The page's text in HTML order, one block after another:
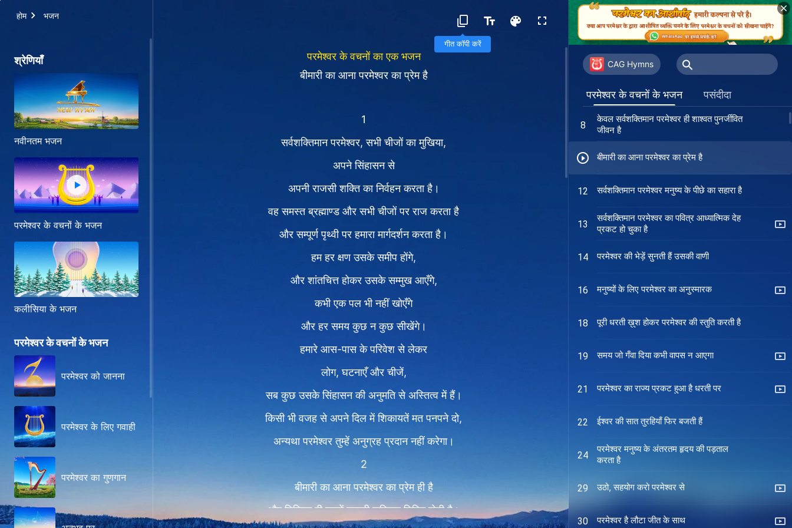
होम भजन
गीत कॉपी करें
श्रेणियाँ
नवीनतम भजन
परमेश्वर के वचनों के भजन
कलीसिया के भजन
परमेश्वर के वचनों के भजन
परमेश्वर को जानना
परमेश्वर के लिए गवाही
परमेश्वर का गुणगान
परमेश्वर के वचनों का एक भजन
बीमारी का आना परमेश्वर का प्रेम है
1
सर्वशक्तिमान परमेश्वर, सभी चीजों का मुखिया,
अपने सिंहासन से
अपनी राजसी शक्ति का निर्वहन करता है।
वह समस्त ब्रह्माण्ड और सभी चीजों पर राज करता है
और सम्पूर्ण पृथ्वी पर हमारा मार्गदर्शन करता है।
हम हर क्षण उसके समीप होंगे,
और शांतचित्त होकर उसके सम्मुख आएँगे,
कभी एक पल भी नहीं खोएँगे
और हर समय कुछ न कुछ सीखेंगे।
हमारे आस-पास के परिवेश से लेकर
लोग, घटनाएँ और चीजें,
सब कुछ उसके सिंहासन की अनुमति से अस्तित्व में हैं।
किसी भी वजह से अपने दिल में शिकायतें मत पनपने दो,
अन्यथा परमेश्वर तुम्हें अनुग्रह प्रदान नहीं करेगा।
2
बीमारी का आना परमेश्वर का प्रेम ही है
और निश्चित ही उसमें उसकी सदिच्छा निहित होती है।
CAG Hymns
परमेश्वर के वचनों के भजन पसंदीदा
राज्य-गान (III) सभी जन आनंद के लिये जयकार
करते हैं
4 आओ सिय्योन में लेकर यशगान
हम सिंहासन के सामने उठाए गए हैं
8
केवल सर्वशक्तिमान परमेश्वर ही शाश्वत पुनर्जीवित
जीवन है
बीमारी का आना परमेश्वर का प्रेम है
12 सर्वशक्तिमान परमेश्वर मनुष्य के पीछे का सहारा है
13
सर्वशक्तिमान परमेश्वर का पवित्र आध्यात्मिक देह
प्रकट हो चुका है
14 परमेश्वर की भेड़ें सुनती हैं उसकी वाणी
16 मनुष्यों के लिए परमेश्वर का अनुस्मारक
18 पूरी धरती ख़ुश होकर परमेश्वर की स्तुति करती है
19 समय जो गँवा दिया कभी वापस न आएगा
21 परमेश्वर का राज्य प्रकट हुआ है धरती पर
22 ईश्वर की सात तुरहियाँ फिर बजती हैं
24
परमेश्वर मनुष्य के अंतरतम हृदय की पड़ताल
करता है
29 उठो, सहयोग करो परमेश्वर से
30 परमेश्वर है लौटा जीत के साथ